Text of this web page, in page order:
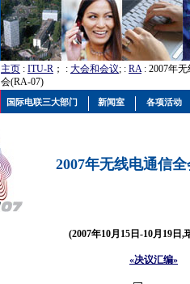
主页 : ITU-R ； : 大会和会议; : RA: 2007年
会(RA-07)
2007年无线电通信
(2007年10月15日-10月19日,
«决议汇编»
国际电联三大部门 新闻室 各项活动